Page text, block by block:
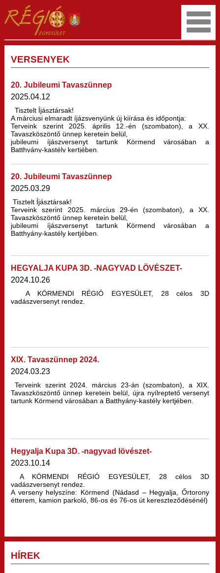
VERSENYEK
20. Jubileumi Tavaszünnep
2025.04.12
Tisztelt Íjásztársak!
A márciusi elmaradt íjázsvenyünk új kiírása és időpontja:
Terveink szerint 2025. április 12.-én (szombaton), a XX.
Tavaszköszöntő ünnep keretein belül,
jubileumi íjászversenyt tartunk Körmend városában a
Batthyány-kastély kertjében.
20. Jubileumi Tavaszünnep
2025.03.29
Tisztelt Íjásztársak!
Terveink szerint 2025. március 29-én (szombaton), a XX.
Tavaszköszöntő ünnep keretein belül,
jubileumi íjászversenyt tartunk Körmend városában a
Batthyány-kastély kertjében.
HEGYALJA KUPA 3D. -NAGYVAD LÖVÉSZET-
2024.10.26
A KÖRMENDI RÉGIÓ EGYESÜLET, 28 célos 3D
vadászversenyt rendez.
XIX. Tavaszünnep 2024.
2024.03.23
Terveink szerint 2024. március 23-án (szombaton), a XIX.
Tavaszköszöntő ünnep keretein belül, újra nyílreptető versenyt
tartunk Körmend városában a Batthyány-kastély kertjében.
Hegyalja Kupa 3D. -nagyvad lövészet-
2023.10.14
A KÖRMENDI RÉGIÓ EGYESÜLET, 28 célos 3D
vadászversenyt rendez.
A verseny helyszíne: Körmend (Nádasd – Hegyalja, Őrtorony
étterem, kamion parkoló, 86-os és 76-os út kereszteződésénél)
HÍREK